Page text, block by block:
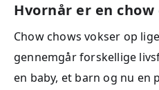
Hvornår er en chow
Chow chows vokser op
gennemgår forskellige
en baby, et barn og nu en